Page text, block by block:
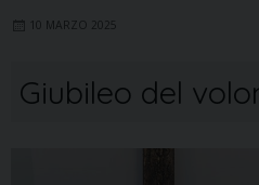
10 MARZO 2025
Giubileo del